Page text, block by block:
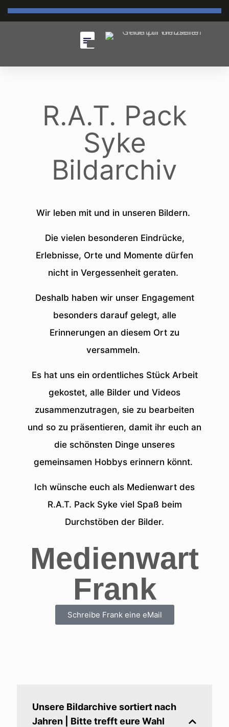
R.A.T. Pack
Syke
Bildarchiv
Wir leben mit und in unseren Bildern.
Die vielen besonderen Eindrücke,
Erlebnisse, Orte und Momente dürfen
nicht in Vergessenheit geraten.
Deshalb haben wir unser Engagement
besonders darauf gelegt, alle
Erinnerungen an diesem Ort zu
versammeln.
Es hat uns ein ordentliches Stück Arbeit
gekostet, alle Bilder und Videos
zusammenzutragen, sie zu bearbeiten
und so zu präsentieren, damit ihr euch an
die schönsten Dinge unseres
gemeinsamen Hobbys erinnern könnt.
Ich wünsche euch als Medienwart des
R.A.T. Pack Syke viel Spaß beim
Durchstöben der Bilder.
Medienwart
Frank
Schreibe Frank eine eMail
Unsere Bildarchive sortiert nach
Jahren | Bitte trefft eure Wahl